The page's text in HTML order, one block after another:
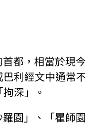
，相當於現今
利經文中通常
深」。
園」、「瞿師